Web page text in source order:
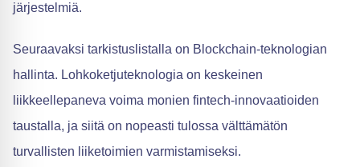
järjestelmiä.
Seuraavaksi tarkistuslistalla on Blockchain-teknologian
hallinta. Lohkoketjuteknologia on keskeinen
liikkeellepaneva voima monien fintech-innovaatioiden
taustalla, ja siitä on nopeasti tulossa välttämätön
turvallisten liiketoimien varmistamiseksi.